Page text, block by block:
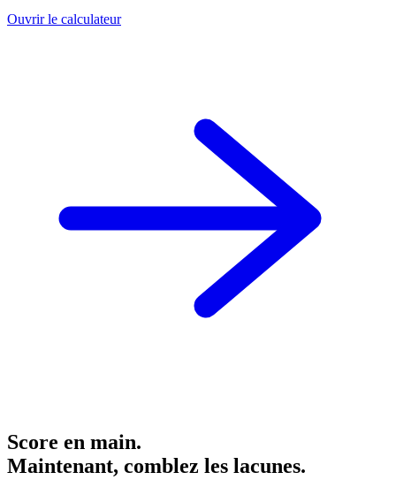
Ouvrir le calculateur
Score en main.
Maintenant, comblez les lacunes.